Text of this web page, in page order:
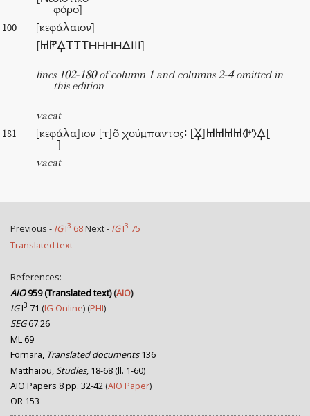
φόρο]
100
[κεφάλαιον]
[𐅋𐅊𐅉ΤΤΤΗΗΗΗΔΙΙΙ]
lines 102-180 of column 1 and columns 2-4 omitted in
this edition
vacat
181
[κεφάλα]ιον [τ]ο͂ χσύμπαντος∶ [𐅍]𐅋𐅋𐅋𐅋⟨𐅊⟩𐅉[- -
-]
vacat
Previous - IGI3 68Next - IGI3 75
Translated text
References:
AIO959 (Translated text)(AIO)
IGI3 71 (IG Online) (PHI)
SEG67.26
ML 69
Fornara, Translated documents136
Matthaiou, Studies, 18-68 (ll. 1-60)
AIO Papers 8 pp. 32-42 (AIO Paper)
OR 153